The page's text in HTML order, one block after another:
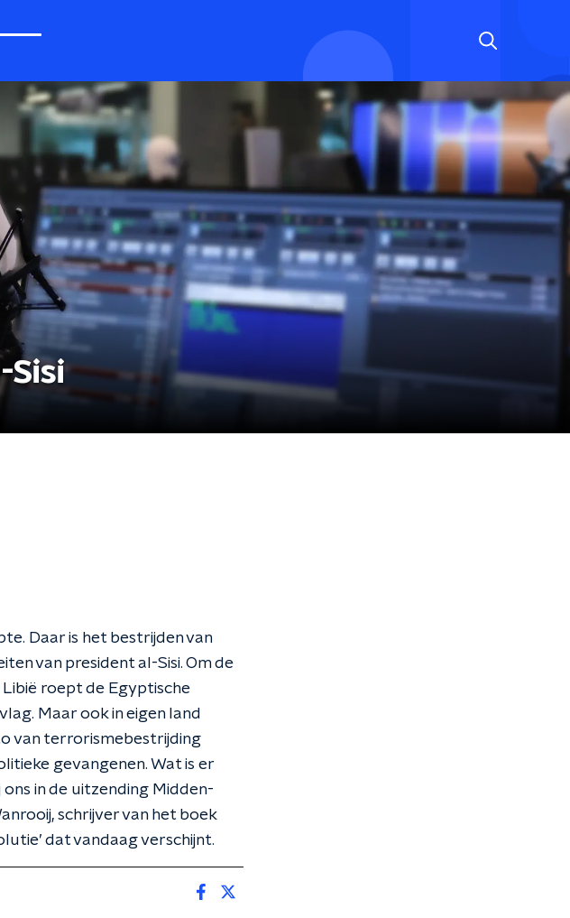
Sisi
Daar is het bestrijden van
van president al-Sisi. Om de
roept de Egyptische
Maar ook in eigen land
van terrorismebestrijding
gevangenen. Wat is er
in de uitzending Midden-
schrijver van het boek
dat vandaag verschijnt.